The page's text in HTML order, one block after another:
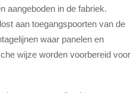
aangeboden in de fabriek.
aan toegangspoorten van de
waar panelen en
wijze worden voorbereid voor